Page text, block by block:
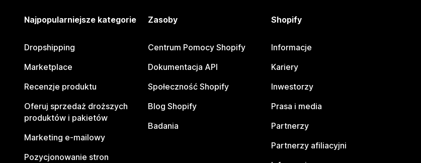
Najpopularniejsze kategorie
Dropshipping
Marketplace
Recenzje produktu
Oferuj sprzedaż droższych
produktów i pakietów
Marketing e-mailowy
Pozycjonowanie stron
Zasoby
Centrum Pomocy Shopify
Dokumentacja API
Społeczność Shopify
Blog Shopify
Badania
Shopify
Informacje
Kariery
Inwestorzy
Prasa i media
Partnerzy
Partnerzy afiliacyjni